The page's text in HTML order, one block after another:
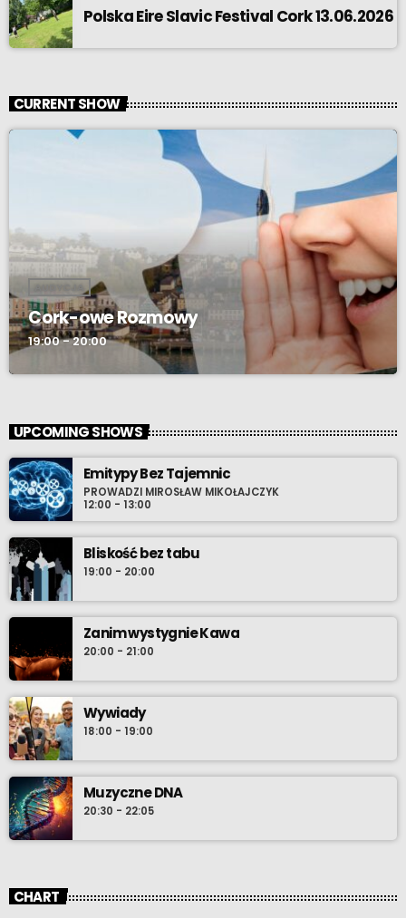
Polska Eire Slavic Festival Cork 13.06.2026
CURRENT SHOW
AUDYCJA
Cork-owe Rozmowy
19:00 - 20:00
UPCOMING SHOWS
Emitypy Bez Tajemnic
PROWADZI MIROSŁAW MIKOŁAJCZYK
12:00 - 13:00
Bliskość bez tabu
19:00 - 20:00
Zanim wystygnie Kawa
20:00 - 21:00
Wywiady
18:00 - 19:00
Muzyczne DNA
20:30 - 22:05
CHART